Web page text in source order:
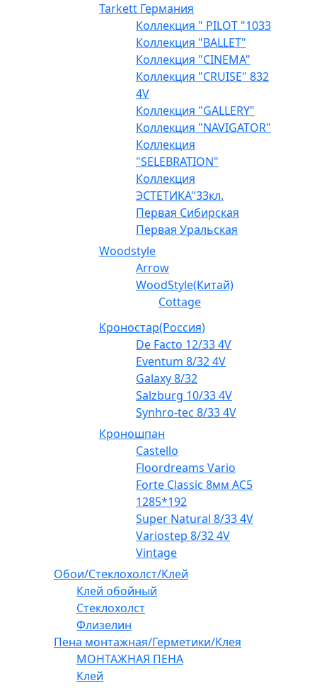
Tarkett Германия
Коллекция " PILOT "1033
Коллекция "BALLET"
Коллекция "CINEMA"
Коллекция "CRUISE" 832
4V
Коллекция "GALLERY"
Коллекция "NAVIGATOR"
Коллекция
"SELEBRATION"
Коллекция
ЭСТЕТИКА"33кл.
Первая Сибирская
Первая Уральская
Woodstyle
Arrow
WoodStyle(Китай)
Cottage
Кроностар(Россия)
De Facto 12/33 4V
Eventum 8/32 4V
Galaxy 8/32
Salzburg 10/33 4V
Synhro-tec 8/33 4V
Кроношпан
Castello
Floordreams Vario
Forte Classic 8мм AC5
1285*192
Super Natural 8/33 4V
Variostep 8/32 4V
Vintage
Обои/Стеклохолст/Клей
Клей обойный
Стеклохолст
Флизелин
Пена монтажная/Герметики/Клея
МОНТАЖНАЯ ПЕНА
Клей